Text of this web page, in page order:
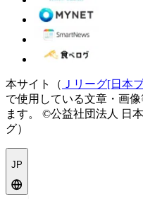
本サイト（ Ｊリーグ[日本
で使用している文章・画
ます。
©公益社団法人 日
グ）
JP